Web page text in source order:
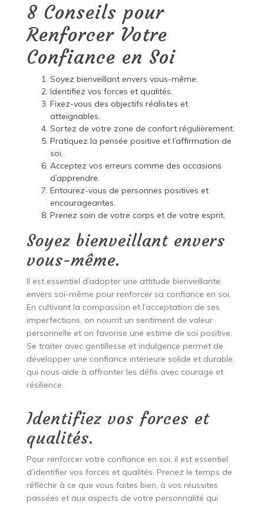
8 Conseils pour
Renforcer Votre
Confiance en Soi
Soyez bienveillant envers vous-même.
Identifiez vos forces et qualités.
Fixez-vous des objectifs réalistes et
atteignables.
Sortez de votre zone de confort régulièrement.
Pratiquez la pensée positive et l’affirmation de
soi.
Acceptez vos erreurs comme des occasions
d’apprendre.
Entourez-vous de personnes positives et
encourageantes.
Prenez soin de votre corps et de votre esprit.
Soyez bienveillant envers
vous-même.
Il est essentiel d’adopter une attitude bienveillante
envers soi-même pour renforcer sa confiance en soi.
En cultivant la compassion et l’acceptation de ses
imperfections, on nourrit un sentiment de valeur
personnelle et on favorise une estime de soi positive.
Se traiter avec gentillesse et indulgence permet de
développer une confiance intérieure solide et durable,
qui nous aide à affronter les défis avec courage et
résilience.
Identifiez vos forces et
qualités.
Pour renforcer votre confiance en soi, il est essentiel
d’identifier vos forces et qualités. Prenez le temps de
réfléchir à ce que vous faites bien, à vos réussites
passées et aux aspects de votre personnalité qui